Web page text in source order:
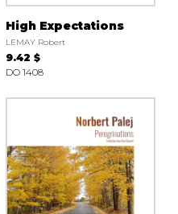
High Expectations
LEMAY Robert
9.42 $
DO 1408